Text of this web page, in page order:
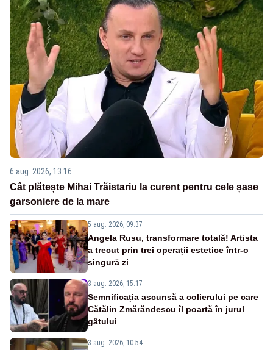
6 aug. 2026, 13:16
Cât plătește Mihai Trăistariu la curent pentru cele șase
garsoniere de la mare
5 aug. 2026, 09:37
Angela Rusu, transformare totală! Artista
a trecut prin trei operații estetice într-o
singură zi
3 aug. 2026, 15:17
Semnificația ascunsă a colierului pe care
Cătălin Zmărăndescu îl poartă în jurul
gâtului
3 aug. 2026, 10:54